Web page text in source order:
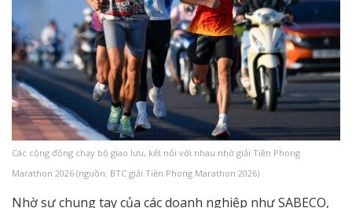
Các cộng đồng chạy bộ giao lưu, kết nối với nhau nhờ giải Tiền Phong
Marathon 2026 (nguồn: BTC giải Tiền Phong Marathon 2026)
Nhờ sự chung tay của các doanh nghiệp như SABECO,